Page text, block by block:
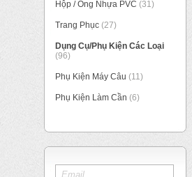
Hộp / Ống Nhựa PVC (31)
Trang Phục (27)
Dụng Cụ/Phụ Kiện Các Loại
(96)
Phụ Kiện Máy Câu (11)
Phụ Kiện Làm Cần (6)